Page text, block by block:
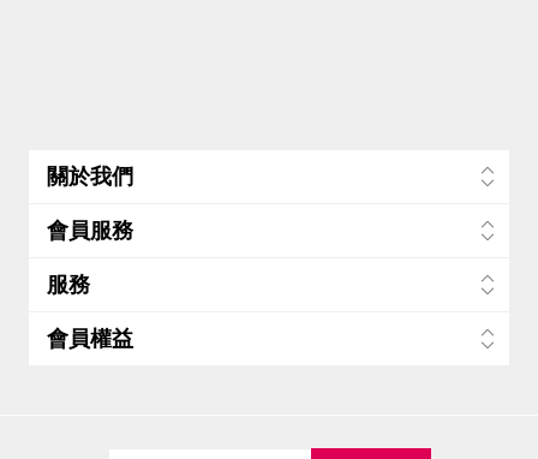
關於我們
會員服務
服務
會員權益